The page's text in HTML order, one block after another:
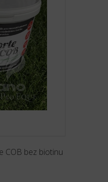
COB bez biotinu